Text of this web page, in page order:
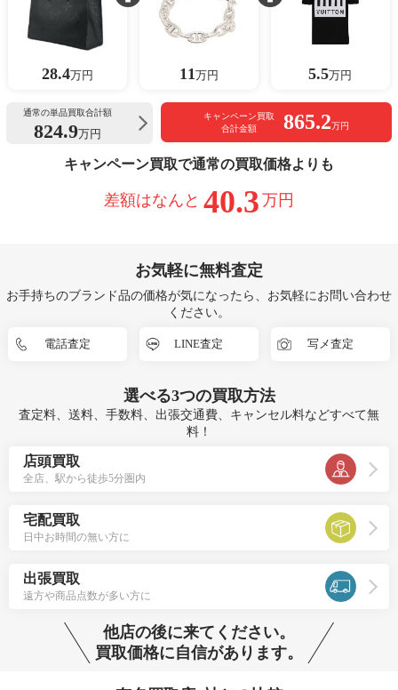
28.4万円 11 万円 5.5万円
通常の単品買取合計額
824.9万円
キャンペーン買取
合計金額
865.2万円
キャンペーン買取で通常の買取価格よりも
差額はなんと 40.3 万円
お気軽に無料査定
お手持ちのブランド品の価格が気になったら、お気軽にお問い合わせ
ください。
電話査定 LINE査定 写メ査定
選べる3つの買取方法
査定料、送料、手数料、出張交通費、キャンセル料などすべて無
料！
店頭買取
全店、駅から徒歩5分圏内
宅配買取
日中お時間の無い方に
出張買取
遠方や商品点数が多い方に
他店の後に来てください。
買取価格に自信があります。